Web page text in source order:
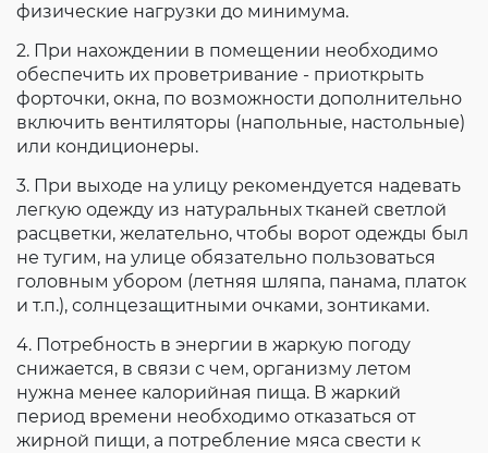
физические нагрузки до минимума.
2. При нахождении в помещении необходимо
обеспечить их проветривание - приоткрыть
форточки, окна, по возможности дополнительно
включить вентиляторы (напольные, настольные)
или кондиционеры.
3. При выходе на улицу рекомендуется надевать
легкую одежду из натуральных тканей светлой
расцветки, желательно, чтобы ворот одежды был
не тугим, на улице обязательно пользоваться
головным убором (летняя шляпа, панама, платок
и т.п.), солнцезащитными очками, зонтиками.
4. Потребность в энергии в жаркую погоду
снижается, в связи с чем, организму летом
нужна менее калорийная пища. В жаркий
период времени необходимо отказаться от
жирной пищи, а потребление мяса свести к